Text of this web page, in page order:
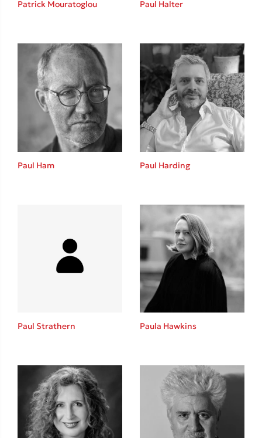
Sebastian Fitzek
Playlist
Στέφανος Ξενάκης
Το λεξικό της ζωής σου
Κώστας Κρομμύδας
Το λιμάνι μου είσαι εσύ
Patrick Mouratoglou Paul Halter
Paul Ham Paul Harding
Paul Strathern Paula Hawkins